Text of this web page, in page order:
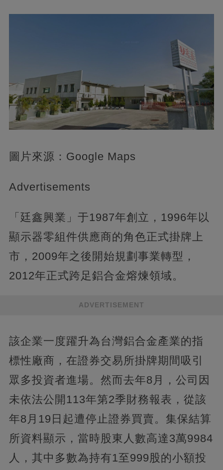
圖片來源：Google Maps
Advertisements
「廷鑫興業」于1987年創立，1996年以
顯示器零組件供應商的角色正式掛牌上
市，2009年之後開始規劃事業轉型，
2012年正式跨足鋁合金熔煉領域。
ADVERTISEMENT
該企業一度躍升為台灣鋁合金產業的指
標性廠商，在證券交易所掛牌期間吸引
眾多投資者進場。然而去年8月，公司因
未依法公開113年第2季財務報表，從該
年8月19日起遭停止證券買賣。集保結算
所資料顯示，當時股東人數高達3萬9984
人，其中多數為持有1至999股的小額投